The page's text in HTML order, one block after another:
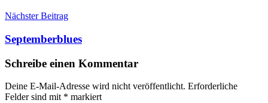
Nächster Beitrag
Septemberblues
Schreibe einen Kommentar
Deine E-Mail-Adresse wird nicht veröffentlicht. Erforderliche
Felder sind mit * markiert